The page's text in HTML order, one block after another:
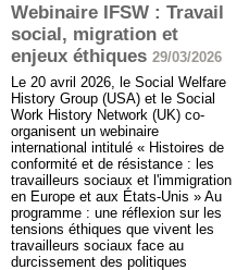
Webinaire IFSW : Travail
social, migration et
enjeux éthiques 29/03/2026
Le 20 avril 2026, le Social Welfare
History Group (USA) et le Social
Work History Network (UK) co-
organisent un webinaire
international intitulé « Histoires de
conformité et de résistance : les
travailleurs sociaux et l'immigration
en Europe et aux États-Unis » Au
programme : une réflexion sur les
tensions éthiques que vivent les
travailleurs sociaux face au
durcissement des politiques